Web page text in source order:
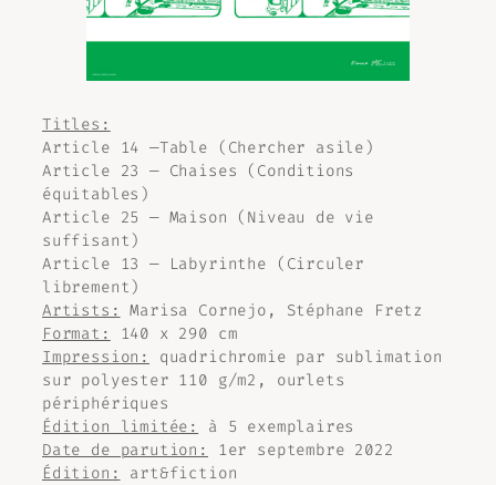
Titles:
Article 14 —Table (Chercher asile)
Article 23 — Chaises (Conditions
équitables)
Article 25 — Maison (Niveau de vie
suffisant)
Article 13 — Labyrinthe (Circuler
librement)
Artists: Marisa Cornejo, Stéphane Fretz
Format:
140 x 290 cm
Impression:
quadrichromie par sublimation
sur polyester 110 g/m2, ourlets
périphériques
Édition limitée:
à 5 exemplaires
Date de parution:
1er septembre 2022
Édition:
art&fiction